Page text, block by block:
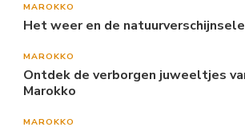
MAROKKO
Het weer en de
MAROKKO
Ontdek de verborgen juweeltjes
Marokko
MAROKKO